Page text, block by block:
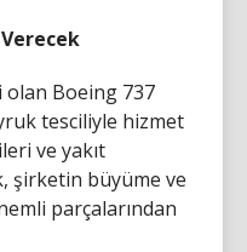
olan Boeing 737
tesciliyle hizmet
ve yakıt
şirketin büyüme ve
parçalarından